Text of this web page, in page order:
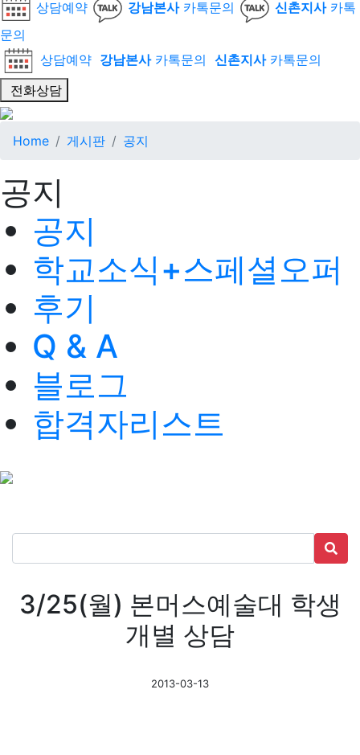
상담예약 강남본사카톡문의 신촌지사카톡
문의
상담예약 강남본사카톡문의 신촌지사카톡문의
전화상담
Home 게시판 공지
공지
공지
학교소식+스페셜오퍼
후기
Q & A
블로그
합격자리스트
3/25(월) 본머스예술대 학생
개별 상담
2013-03-13